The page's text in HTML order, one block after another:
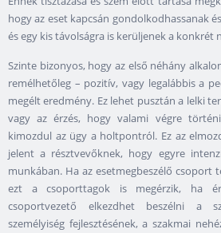
hogy az eset kapcsán gondolkodhassanak
és egy kis távolságra is kerüljenek a konkrét
Szinte bizonyos, hogy az első néhány
remélhetőleg – pozitív, vagy legalábbis a
megélt eredmény. Ez lehet pusztán a lelki
vagy az érzés, hogy valami végre
kimozdul az ügy a holtpontról. Ez az
jelent a résztvevőknek, hogy egyre
munkában. Ha az esetmegbeszélő csoport
ezt a csoporttagok is megérzik, ha
csoportvezető elkezdhet beszélni a
személyiség fejlesztésének, a szakmai